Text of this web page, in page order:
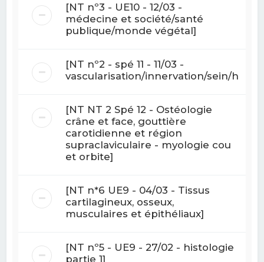
[NT nº3 - UE10 - 12/03 -
médecine et société/santé
publique/monde végétal]
[NT nº2 - spé 11 - 11/03 -
vascularisation/innervation/sein/
[NT NT 2 Spé 12 - Ostéologie
crâne et face, gouttière
carotidienne et région
supraclaviculaire - myologie cou
et orbite]
[NT n*6 UE9 - 04/03 - Tissus
cartilagineux, osseux,
musculaires et épithéliaux]
[NT nº5 - UE9 - 27/02 - histologie
partie 1]